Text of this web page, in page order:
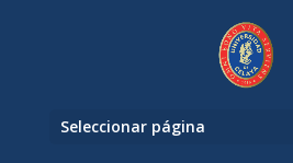
Seleccionar página